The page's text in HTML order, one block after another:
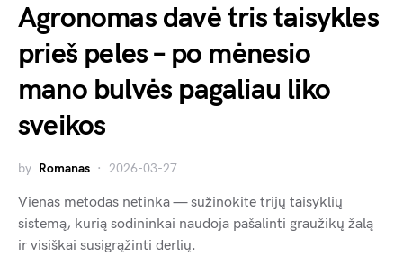
Agronomas davė tris taisykles
prieš peles – po mėnesio
mano bulvės pagaliau liko
sveikos
by Romanas 2026-03-27
Vienas metodas netinka — sužinokite trijų taisyklių
sistemą, kurią sodininkai naudoja pašalinti graužikų žalą
ir visiškai susigrąžinti derlių.